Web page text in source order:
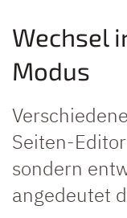
Wechsel
Modus
Seiten-
sondern
angedeutet